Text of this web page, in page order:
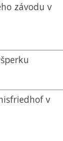
závodu v
v